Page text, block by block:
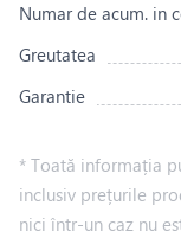
Numar de acum. in
Greutatea
Garantie
* Toată informația
inclusiv prețurile
nici într-un caz nu